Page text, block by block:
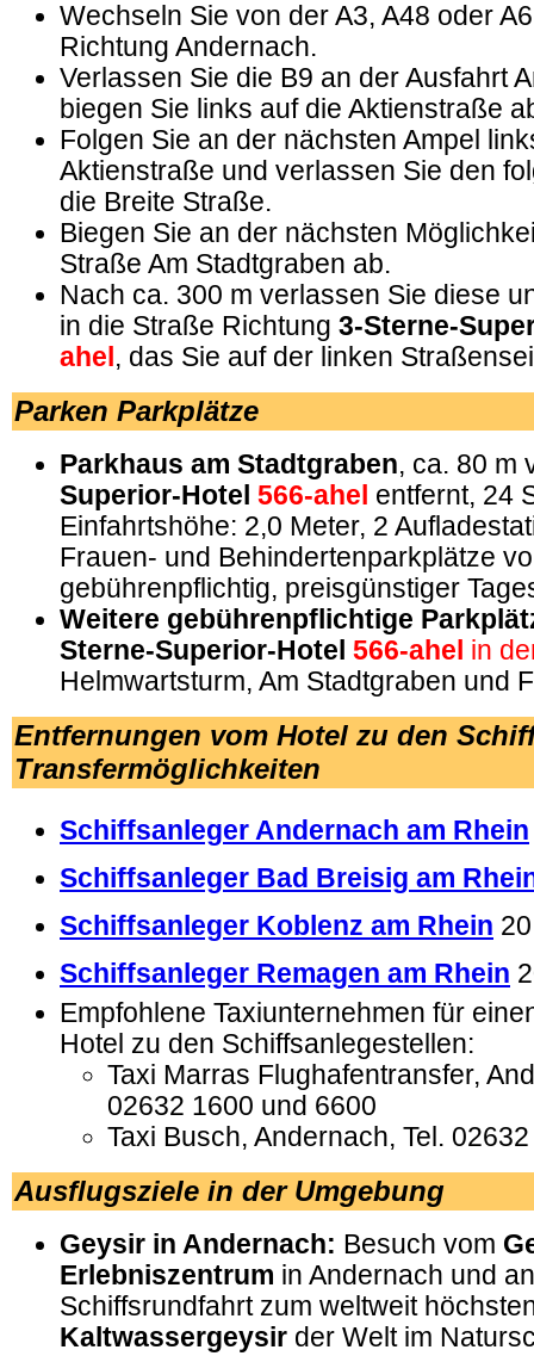
Wechseln Sie von der A3, A48 oder
Richtung Andernach.
Verlassen Sie die B9 an der Ausfahrt
biegen Sie links auf die Aktienstraße
Folgen Sie an der nächsten Ampel
Aktienstraße und verlassen Sie den
die Breite Straße.
Biegen Sie an der nächsten
Straße Am Stadtgraben ab.
Nach ca. 300 m verlassen Sie diese
in die Straße Richtung 3-Sterne-
ahel , das Sie auf der linken
Parken Parkplätze
Parkhaus am Stadtgraben, ca. 80 m
Superior-Hotel 566-ahel entfernt, 24
Einfahrtshöhe: 2,0 Meter, 2
Frauen- und Behindertenparkplätze
gebührenpflichtig, preisgünstiger
Weitere gebührenpflichtige
Sterne-Superior-Hotel 566-ahel in
Helmwartsturm, Am Stadtgraben und
Entfernungen vom Hotel zu den
Transfermöglichkeiten
Schiffsanleger Andernach am Rhein
Schiffsanleger Bad Breisig am
Schiffsanleger Koblenz am Rhein
Schiffsanleger Remagen am Rhein
Empfohlene Taxiunternehmen für
Hotel zu den Schiffsanlegestellen:
Taxi Marras Flughafentransfer,
02632 1600 und 6600
Taxi Busch, Andernach, Tel. 02632
Ausflugsziele in der Umgebung
Geysir in Andernach: Besuch vom
Erlebniszentrum in Andernach und
Schiffsrundfahrt zum weltweit
Kaltwassergeysir der Welt im